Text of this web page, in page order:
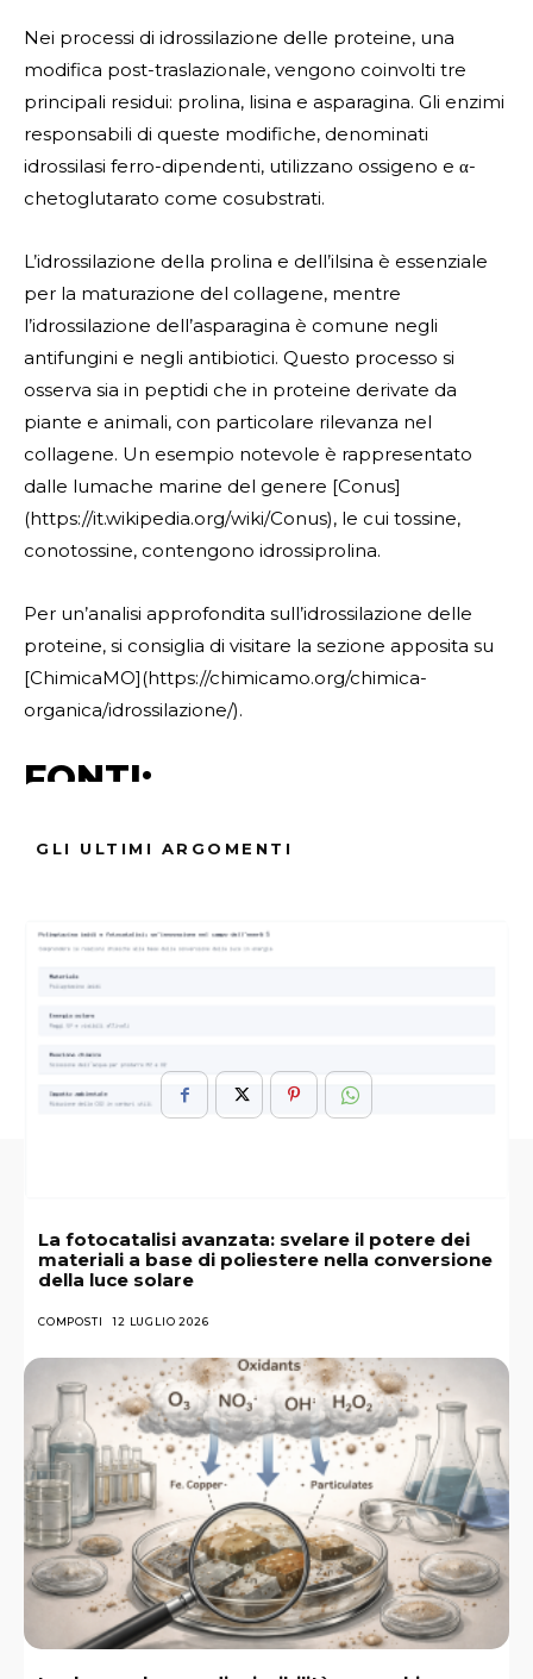
Nei processi di idrossilazione delle proteine, una
modifica post-traslazionale, vengono coinvolti tre
principali residui: prolina, lisina e asparagina. Gli enzimi
responsabili di queste modifiche, denominati
idrossilasi ferro-dipendenti, utilizzano ossigeno e α-
chetoglutarato come cosubstrati.
L’idrossilazione della prolina e dell’ilsina è essenziale
per la maturazione del collagene, mentre
l’idrossilazione dell’asparagina è comune negli
antifungini e negli antibiotici. Questo processo si
osserva sia in peptidi che in proteine derivate da
piante e animali, con particolare rilevanza nel
collagene. Un esempio notevole è rappresentato
dalle lumache marine del genere [Conus]
(https://it.wikipedia.org/wiki/Conus), le cui tossine,
conotossine, contengono idrossiprolina.
Per un’analisi approfondita sull’idrossilazione delle
proteine, si consiglia di visitare la sezione apposita su
[ChimicaMO](https://chimicamo.org/chimica-
organica/idrossilazione/).
FONTI:
ARGOMENTI :
Idrossilazione
GLI ULTIMI ARGOMENTI
La fotocatalisi avanzata: svelare il potere dei
materiali a base di poliestere nella conversione
della luce solare
COMPOSTI 12 LUGLIO 2026